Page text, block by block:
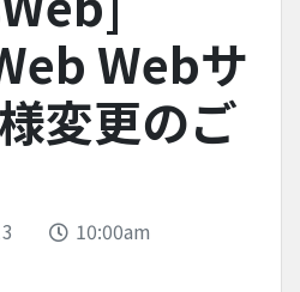
Webサ
変更のご
10:00am